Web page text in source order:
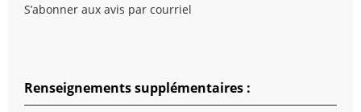
S’abonner aux avis par courriel
Renseignements supplémentaires :